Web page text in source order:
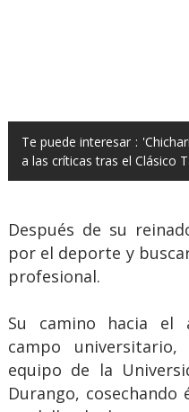
Te puede interesar :
a las críticas tras el Clásico
Después de su
por el deporte y
profesional.
Su camino hacia el
campo
equipo de la
Durango,